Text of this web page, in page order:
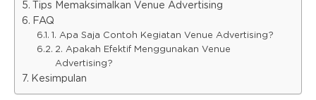
Tips Memaksimalkan Venue Advertising
FAQ
1. Apa Saja Contoh Kegiatan Venue Advertising?
2. Apakah Efektif Menggunakan Venue
Advertising?
Kesimpulan